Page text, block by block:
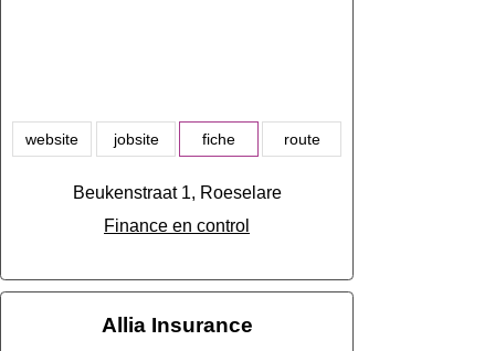
website jobsite fiche route
Beukenstraat 1, Roeselare
Finance en control
Allia Insurance